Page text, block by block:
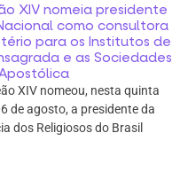
XIV nomeia presidente
como consultora
para os Institutos de
e as Sociedades
XIV nomeou, nesta quinta
de agosto, a presidente da
dos Religiosos do Brasil